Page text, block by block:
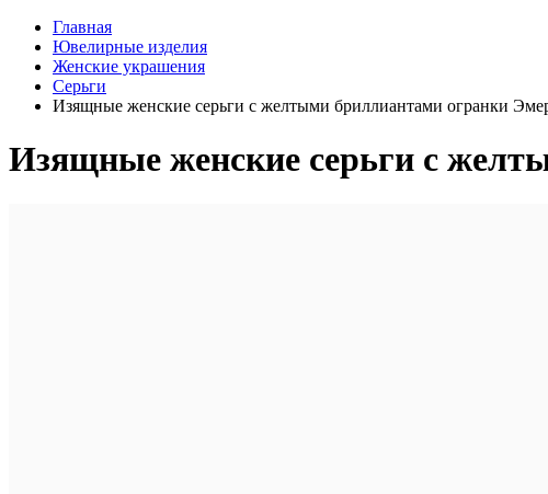
Главная
Ювелирные изделия
Женские украшения
Серьги
Изящные женские серьги с желтыми бриллиантами огранки
Изящные женские серьги с